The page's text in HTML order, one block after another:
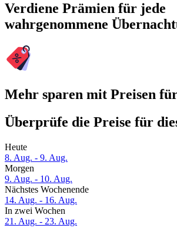
Verdiene Prämien für jede
wahrgenommene
Mehr sparen mit Preisen
Überprüfe die Preise für
Heute
8. Aug. - 9. Aug.
Morgen
9. Aug. - 10. Aug.
Nächstes Wochenende
14. Aug. - 16. Aug.
In zwei Wochen
21. Aug. - 23. Aug.